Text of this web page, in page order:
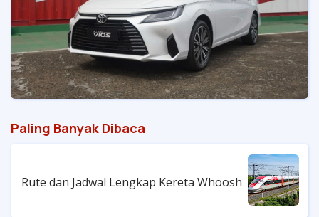
Paling Banyak Dibaca
Rute dan Jadwal Lengkap Kereta Whoosh